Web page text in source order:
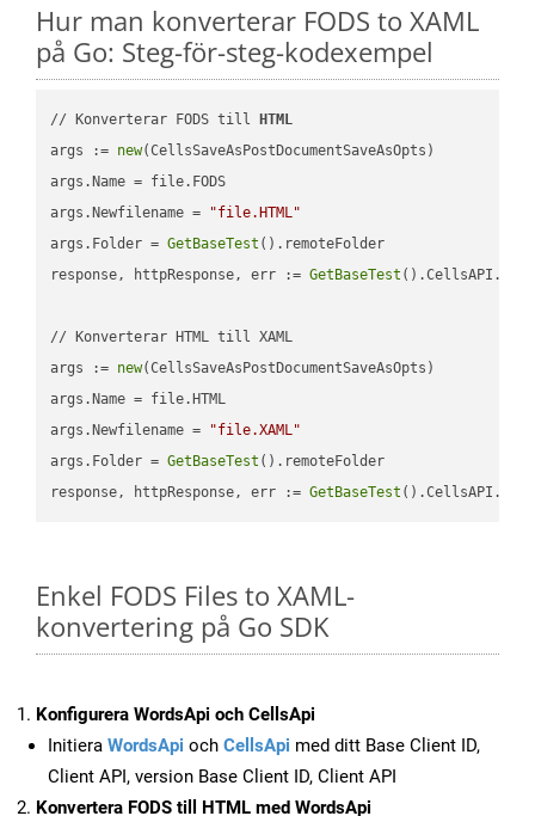
Hur man konverterar FODS to XAML
på Go: Steg-för-steg-kodexempel
// Konverterar FODS till
HTML
args := new(CellsSaveAsPostDocumentSaveAsOpts)
args.Name = file.FODS
args.Newfilename =
"file.HTML"
args.Folder = GetBaseTest ().remoteFolder
response, httpResponse, err := GetBaseTest ().CellsAPI.
// Konverterar HTML till XAML
args := new(CellsSaveAsPostDocumentSaveAsOpts)
args.Name = file.HTML
args.Newfilename =
"file.XAML"
args.Folder = GetBaseTest ().remoteFolder
response, httpResponse, err := GetBaseTest ().CellsAPI.
Enkel FODS Files to XAML-
konvertering på Go SDK
Konfigurera WordsApi och CellsApi
Initiera WordsApi och CellsApi med ditt Base Client ID,
Client API, version Base Client ID, Client API
Konvertera FODS till HTML med WordsApi